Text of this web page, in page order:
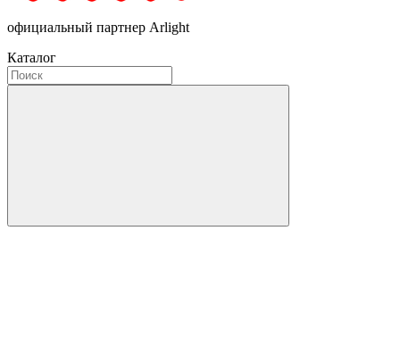
официальный партнер Arlight
Каталог